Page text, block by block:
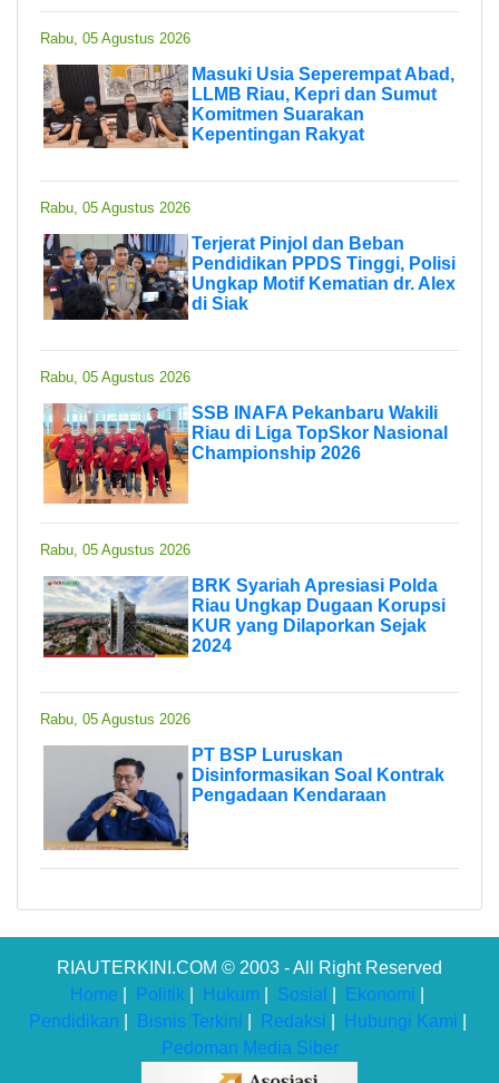
Rabu, 05 Agustus 2026
Masuki Usia Seperempat Abad,
LLMB Riau, Kepri dan Sumut
Komitmen Suarakan
Kepentingan Rakyat
Rabu, 05 Agustus 2026
Terjerat Pinjol dan Beban
Pendidikan PPDS Tinggi, Polisi
Ungkap Motif Kematian dr. Alex
di Siak
Rabu, 05 Agustus 2026
SSB INAFA Pekanbaru Wakili
Riau di Liga TopSkor Nasional
Championship 2026
Rabu, 05 Agustus 2026
BRK Syariah Apresiasi Polda
Riau Ungkap Dugaan Korupsi
KUR yang Dilaporkan Sejak
2024
Rabu, 05 Agustus 2026
PT BSP Luruskan
Disinformasikan Soal Kontrak
Pengadaan Kendaraan
RIAUTERKINI.COM © 2003 - All Right Reserved
Home
Politik Hukum Sosial Ekonomi
Pendidikan
Bisnis Terkini Redaksi Hubungi Kami
Pedoman Media Siber